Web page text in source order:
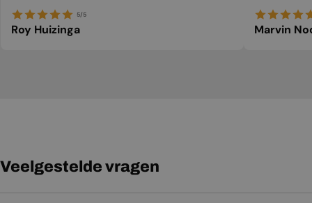
5/5
Roy Huizinga Marvin
Veelgestelde vragen